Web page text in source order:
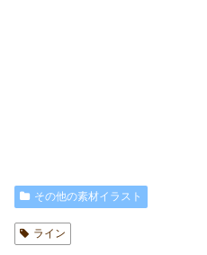
その他の素材イラスト
ライン